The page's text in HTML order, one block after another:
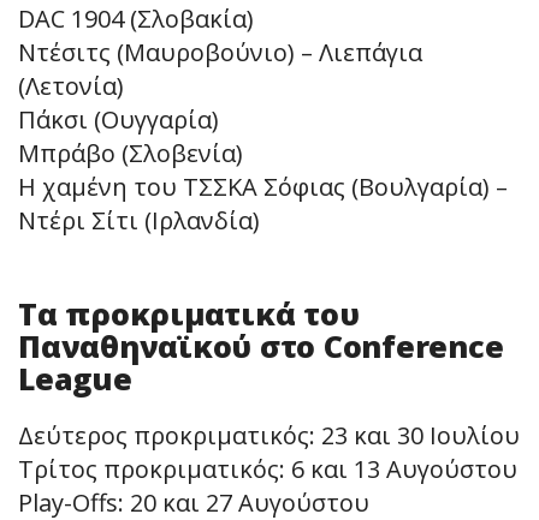
DAC 1904 (Σλοβακία)
Ντέσιτς (Μαυροβούνιο) – Λιεπάγια
(Λετονία)
Πάκσι (Ουγγαρία)
Μπράβο (Σλοβενία)
Η χαμένη του ΤΣΣΚΑ Σόφιας (Βουλγαρία) –
Ντέρι Σίτι (Ιρλανδία)
Τα προκριματικά του
Παναθηναϊκoύ στο Conference
League
Δεύτερος προκριματικός: 23 και 30 Ιουλίου
Τρίτος προκριματικός: 6 και 13 Αυγούστου
Play-Offs: 20 και 27 Αυγούστου